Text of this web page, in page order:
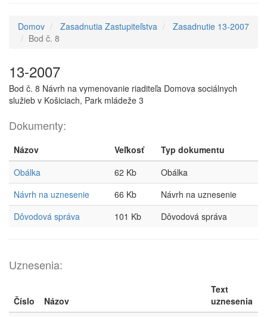
Domov Zasadnutia Zastupiteľstva
Zasadnutie 13-2007
Bod č. 8
13-2007
Bod č. 8 Návrh na vymenovanie riaditeľa Domova sociálnych
služieb v Košiciach, Park mládeže 3
Dokumenty:
Názov Veľkosť
Typ dokumentu
Obálka
62 Kb
Obálka
Návrh na uznesenie
66 Kb
Návrh na uznesenie
Dôvodová správa
101 Kb Dôvodová správa
Uznesenia:
Číslo Názov
Text
uznesenia